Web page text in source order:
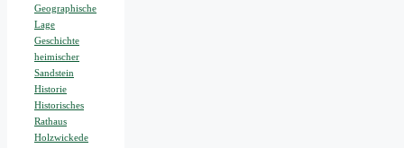
Geographische
Lage
Geschichte
heimischer
Sandstein
Historie
Historisches
Rathaus
Holzwickede